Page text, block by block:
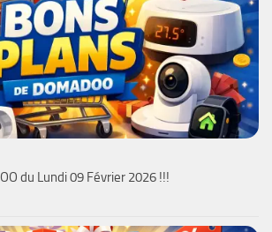
du Lundi 09 Février 2026 !!!